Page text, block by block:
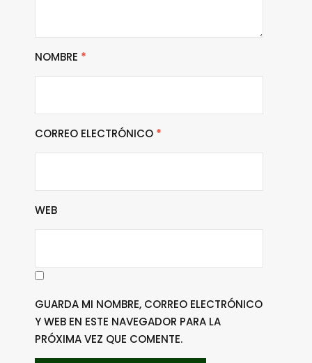
NOMBRE *
CORREO ELECTRÓNICO *
WEB
GUARDA MI NOMBRE, CORREO ELECTRÓNICO
Y WEB EN ESTE NAVEGADOR PARA LA
PRÓXIMA VEZ QUE COMENTE.